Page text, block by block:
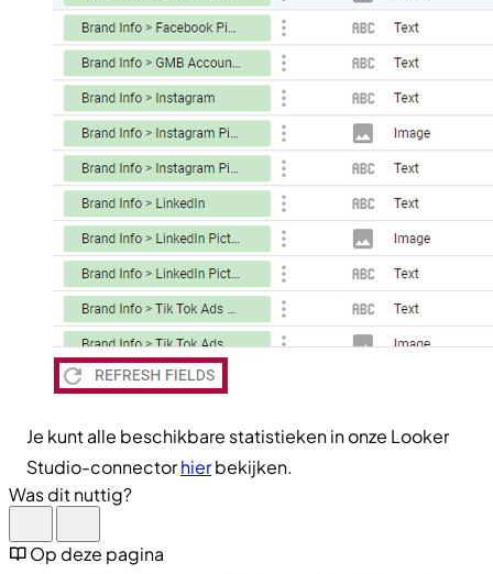
Je kunt alle beschikbare statistieken in onze Looker
Studio-connectorhierbekijken.
Was dit nuttig?
Op deze pagina